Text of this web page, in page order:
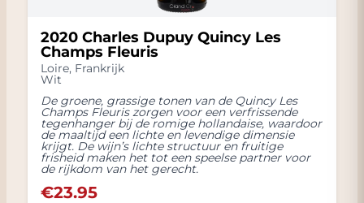
2020 Charles Dupuy Quincy Les
Champs Fleuris
Loire, Frankrijk
Wit
De groene, grassige tonen van de Quincy Les
Champs Fleuris zorgen voor een verfrissende
tegenhanger bij de romige hollandaise, waardoor
de maaltijd een lichte en levendige dimensie
krijgt. De wijn’s lichte structuur en fruitige
frisheid maken het tot een speelse partner voor
de rijkdom van het gerecht.
€23.95